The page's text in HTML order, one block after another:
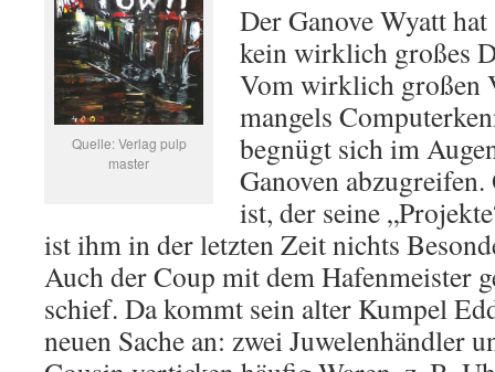
Quelle: Verlag pulp
master
Der Ganove Wyatt
kein wirklich großes
Vom wirklich großen
mangels
begnügt sich im
Ganoven
ist, der seine
ist ihm in der letzten Zeit nichts
Auch der Coup mit dem Hafenmeister
schief. Da kommt sein alter Kumpel
neuen Sache an: zwei Juwelenhändler